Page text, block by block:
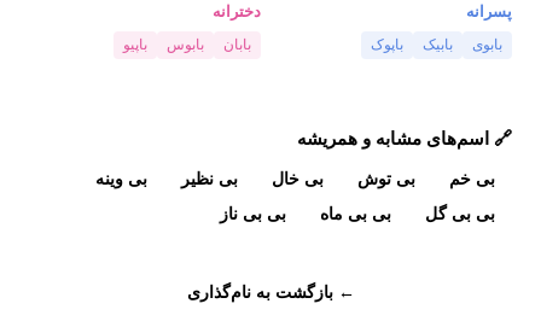
پسرانه
بابوی بابیک باپوک
دخترانه
بابان بابوس باپیو
🔗 اسم‌های مشابه و همریشه
بی خم بی توش بی خال بی نظیر
بی وینه
بی بی گل
بی بی ماه بی بی ناز
← بازگشت به نام‌گذاری